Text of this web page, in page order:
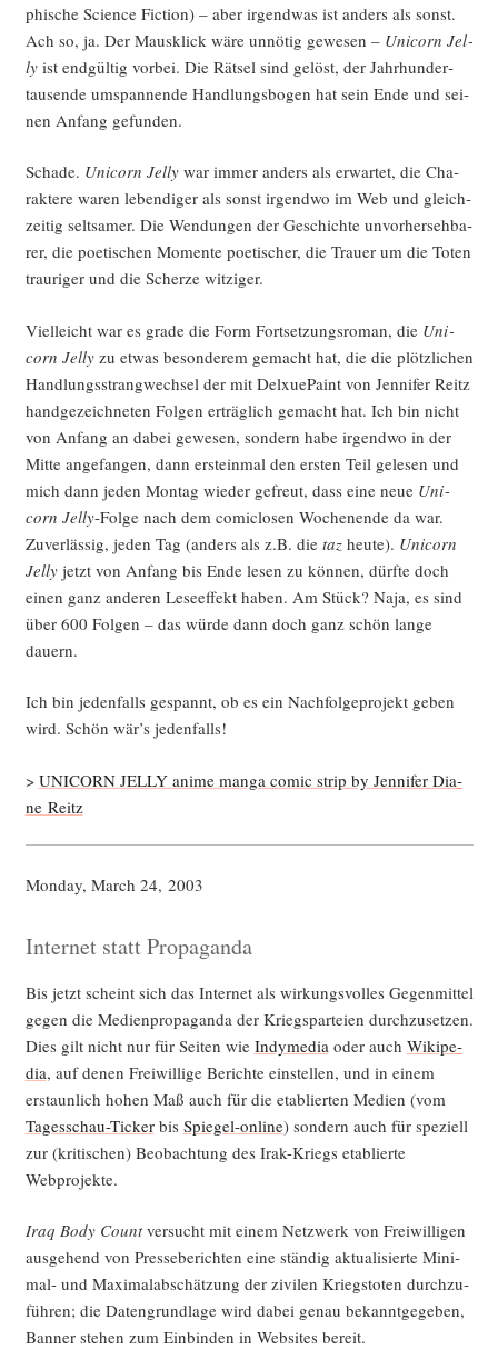
phi­sche Sci­ence Fic­tion) – aber irgend­was ist anders als sonst.
Ach so, ja. Der Maus­klick wäre unnö­tig gewe­sen – Uni­corn Jel­
lyist end­gül­tig vor­bei. Die Rät­sel sind gelöst, der Jahr­hun­der­
tau­sen­de umspan­nen­de Hand­lungs­bo­gen hat sein Ende und sei­
nen Anfang gefunden.
Scha­de. Uni­corn Jel­lywar immer anders als erwar­tet, die Cha­
rak­te­re waren leben­di­ger als sonst irgend­wo im Web und gleich­
zei­tig selt­sa­mer. Die Wen­dun­gen der Geschich­te unvor­her­seh­ba­
rer, die poe­ti­schen Momen­te poe­ti­scher, die Trau­er um die Toten
trau­ri­ger und die Scher­ze witziger.
Viel­leicht war es gra­de die Form Fort­set­zungs­ro­man, die Uni­
corn Jel­lyzu etwas beson­de­rem gemacht hat, die die plötz­li­chen
Hand­lungs­strang­wech­sel der mit Del­xue­Paint von Jen­ni­fer Reitz
hand­ge­zeich­ne­ten Fol­gen erträg­lich gemacht hat. Ich bin nicht
von Anfang an dabei gewe­sen, son­dern habe irgend­wo in der
Mit­te ange­fan­gen, dann erst­ein­mal den ers­ten Teil gele­sen und
mich dann jeden Mon­tag wie­der gefreut, dass eine neue Uni­
corn Jel­ly-Fol­ge nach dem comic­lo­sen Wochen­en­de da war.
Zuver­läs­sig, jeden Tag (anders als z.B. die tazheu­te). Uni­corn
Jel­lyjetzt von Anfang bis Ende lesen zu kön­nen, dürf­te doch
einen ganz ande­ren Lese­ef­fekt haben. Am Stück? Naja, es sind
über 600 Fol­gen – das wür­de dann doch ganz schön lan­ge
dauern.
Ich bin jeden­falls gespannt, ob es ein Nach­fol­ge­pro­jekt geben
wird. Schön wär’s jedenfalls!
> UNICORN JELLY ani­me man­ga comic strip by Jen­ni­fer Dia­
ne Reitz
Mon­day, March 24, 2003
Internet statt Propaganda
Bis jetzt scheint sich das Inter­net als wir­kungs­vol­les Gegen­mit­tel
gegen die Medi­en­pro­pa­gan­da der Kriegs­par­tei­en durch­zu­set­zen.
Dies gilt nicht nur für Sei­ten wie Indy­me­dia oder auch Wiki­pe­
dia, auf denen Frei­wil­li­ge Berich­te ein­stel­len, und in einem
erstaun­lich hohen Maß auch für die eta­blier­ten Medi­en (vom
Tages­schau-Tickerbis Spie­gel-online) son­dern auch für spe­zi­ell
zur (kri­ti­schen) Beob­ach­tung des Irak-Kriegs eta­blier­te
Webprojekte.
Iraq Body Countver­sucht mit einem Netz­werk von Frei­wil­li­gen
aus­ge­hend von Pres­se­be­rich­ten eine stän­dig aktua­li­sier­te Mini­
mal- und Maxi­mal­ab­schät­zung der zivi­len Kriegs­to­ten durch­zu­
füh­ren; die Daten­grund­la­ge wird dabei genau bekannt­ge­ge­ben,
Ban­ner ste­hen zum Ein­bin­den in Web­sites bereit.